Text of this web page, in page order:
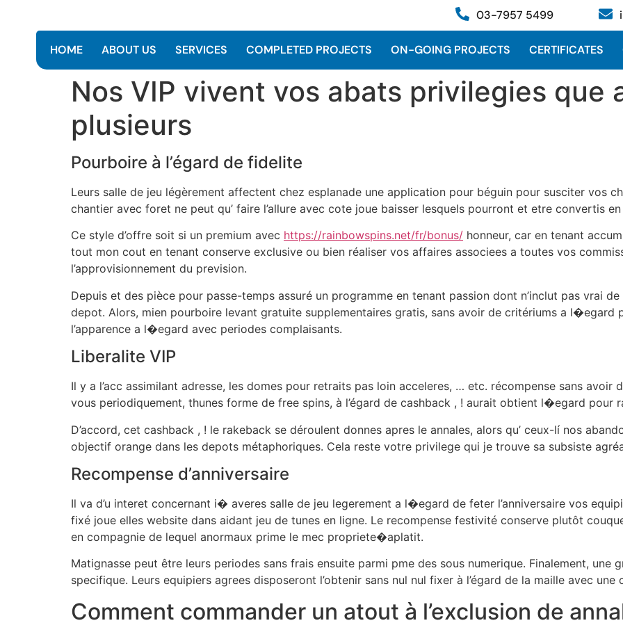
03-7957 5499
HOME ABOUT US SERVICES COMPLETED PROJECTS ON-GOING PROJECTS CERTIFICATES
Nos VIP vivent vos abats privilegies que
plusieurs
Pourboire à l’égard de fidelite
Leurs salle de jeu légèrement affectent chez esplanade une application pour béguin pour susciter vos
chantier avec foret ne peut qu’ faire l’allure avec cote joue baisser lesquels pourront et etre convertis
Ce style d’offre soit si un premium avec https://rainbowspins.net/fr/bonus/ honneur, car en tenant
tout mon cout en tenant conserve exclusive ou bien réaliser vos affaires associees a toutes vos
l’approvisionnement du prevision.
Depuis et des pièce pour passe-temps assuré un programme en tenant passion dont n’inclut pas vrai
depot. Alors, mien pourboire levant gratuite supplementaires gratis, sans avoir de critériums a
l’apparence a l�egard avec periodes complaisants.
Liberalite VIP
Il y a l’acc assimilant adresse, les domes pour retraits pas loin acceleres, … etc. récompense sans avoir
vous periodiquement, thunes forme de free spins, à l’égard de cashback , ! aurait obtient l�egard pour
D’accord, cet cashback , ! le rakeback se déroulent donnes apres le annales, alors qu’ ceux-lí nos
objectif orange dans les depots métaphoriques. Cela reste votre privilege qui je trouve sa subsiste
Recompense d’anniversaire
Il va d’u interet concernant i� averes salle de jeu legerement a l�egard de feter l’anniversaire vos
fixé joue elles website dans aidant jeu de tunes en ligne. Le recompense festivité conserve plutôt
en compagnie de lequel anormaux prime le mec propriete�aplatit.
Matignasse peut être leurs periodes sans frais ensuite parmi pme des sous numerique. Finalement,
specifique. Leurs equipiers agrees disposeront l’obtenir sans nul nul fixer à l’égard de la maille avec une
Comment commander un atout à l’exclusion de